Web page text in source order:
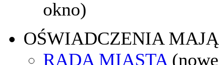
okno)
OŚWIADCZENIA
RADA MIASTA